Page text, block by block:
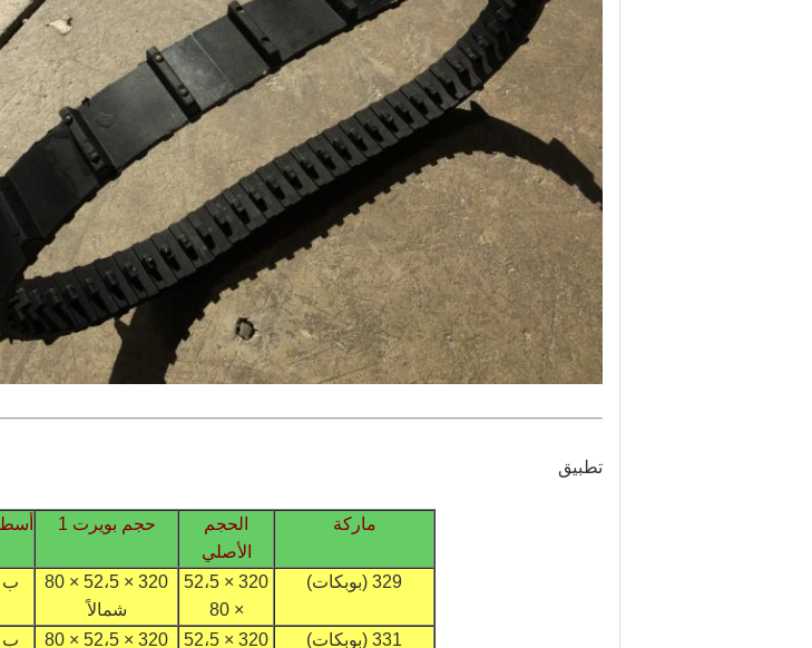
تطبيق
ماركة
الحجم
الأصلي
حجم بويرت 1
329 (بوبكات)
320 × 52،5
× 80
320 × 52،5 × 80
شمالاً
ب 1
331 (بوبكات)
320 × 52،5
320 × 52،5 × 80
ب 1